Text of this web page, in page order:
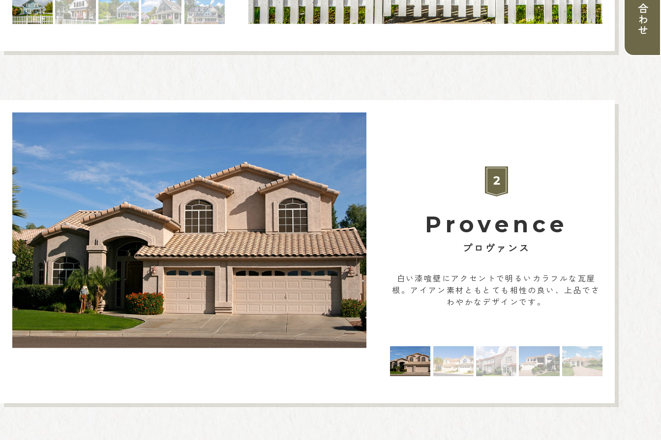
Provence
プロヴァンス
白い漆喰壁にアクセントで明るいカラフルな瓦屋
根。アイアン素材ともとても相性の良い、上品でさ
わやかなデザインです。